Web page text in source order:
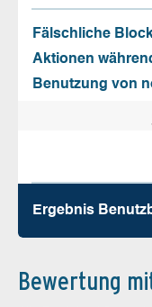
Fälschliche
Aktionen
Benutzung von
Ergebnis
Bewertung